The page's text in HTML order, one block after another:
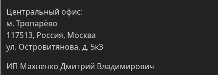
Центральный офис:
м. Тропарёво
117513, Россия, Москва
ул. Островитянова, д. 5к3
ИП Махненко Дмитрий Владимирович